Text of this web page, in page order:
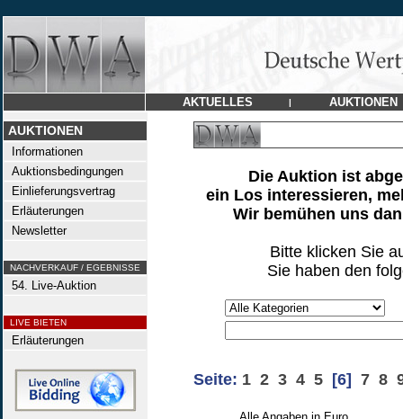
AKTUELLES | AUKTIONEN
AUKTIONEN
Informationen
Auktionsbedingungen
Einlieferungsvertrag
Erläuterungen
Newsletter
NACHVERKAUF / EGEBNISSE
54. Live-Auktion
LIVE BIETEN
Erläuterungen
Die Auktion ist
ein Los interessieren,
Wir bemühen uns
Bitte klicken Sie
Sie haben den
Seite: 1 2 3 4 5 [6] 7 8